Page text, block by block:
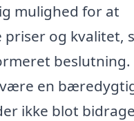
mulighed for at
priser og kvalitet,
beslutning.
en
ikke blot